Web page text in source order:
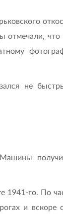
отмечали, что
не
Машины
1941-го. По
и вскоре